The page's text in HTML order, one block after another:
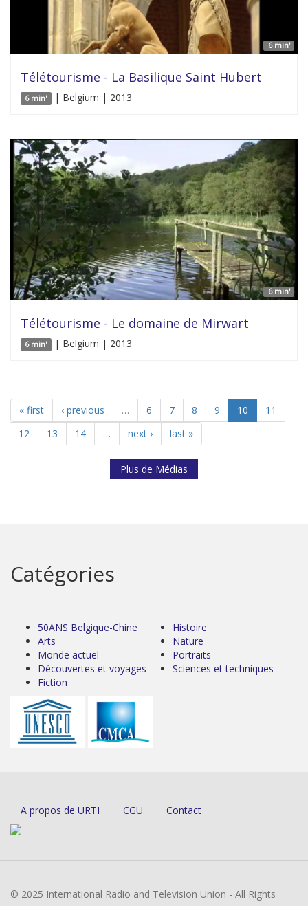
6 min'
Télétourisme - La Basilique Saint Hubert
6 min' | Belgium | 2013
6 min'
Télétourisme - Le domaine de Mirwart
6 min' | Belgium | 2013
« first ‹ previous … 6 7 8 9 10
11
12
13 14 … next › last »
Plus de Médias
Catégories
50ANS Belgique-Chine
Arts
Monde actuel
Découvertes et voyages
Fiction
Histoire
Nature
Portraits
Sciences et techniques
A propos de URTI CGU Contact
© 2025 International Radio and Television Union - All Rights